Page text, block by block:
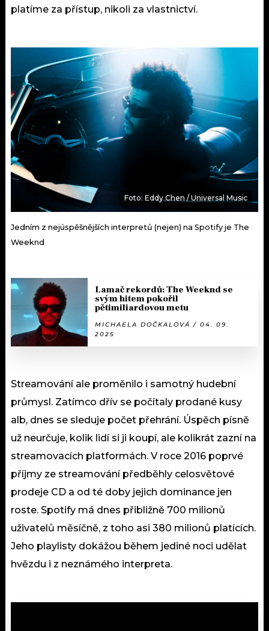
platíme za přístup, nikoli za vlastnictví.
Foto: Eddy Chen / Universal Music
Jedním z nejúspěšnějších interpretů (nejen) na Spotify je The
Weeknd
Lamač rekordů: The Weeknd se
svým hitem pokořil
pětimiliardovou metu
MICHAELA DOČKALOVÁ / 04. 09.
2025
Streamování ale proměnilo i samotný hudební
průmysl. Zatímco dřív se počítaly prodané kusy
alb, dnes se sleduje počet přehrání. Úspěch písně
už neurčuje, kolik lidí si ji koupí, ale kolikrát zazní na
streamovacích platformách. V roce 2016 poprvé
příjmy ze streamování předběhly celosvětové
prodeje CD a od té doby jejich dominance jen
roste. Spotify má dnes přibližně 700 milionů
uživatelů měsíčně, z toho asi 380 milionů platících.
Jeho playlisty dokážou během jediné noci udělat
hvězdu i z neznámého interpreta.